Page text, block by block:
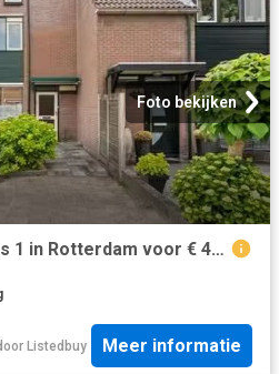
Foto bekijken
Huis te koop Sterremos 1 in Rotterdam voor € 499.000
Listedbuy Meer informatie